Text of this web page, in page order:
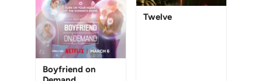
Boyfriend on
Twelve